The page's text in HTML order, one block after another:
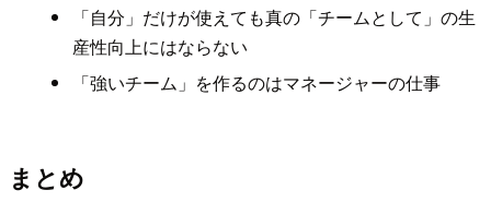
「自分」だけが使えても真の「チームとして」の生
産性向上にはならない
「強いチーム」を作るのはマネージャーの仕事
まとめ